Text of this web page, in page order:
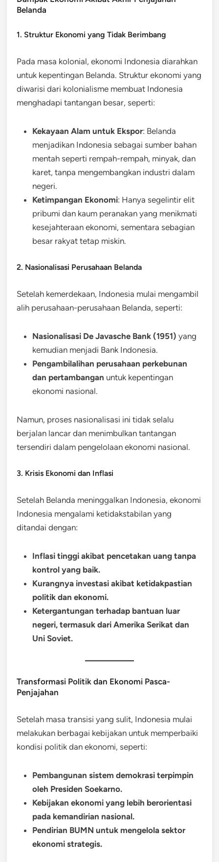
Belanda
1. Struktur Ekonomi yang Tidak Berimbang
Pada masa kolonial, ekonomi Indonesia diarahkan
untuk kepentingan Belanda. Struktur ekonomi yang
diwarisi dari kolonialisme membuat Indonesia
menghadapi tantangan besar, seperti:
Kekayaan Alam untuk Ekspor: Belanda
menjadikan Indonesia sebagai sumber bahan
mentah seperti rempah-rempah, minyak, dan
karet, tanpa mengembangkan industri dalam
negeri.
Ketimpangan Ekonomi: Hanya segelintir elit
pribumi dan kaum peranakan yang menikmati
kesejahteraan ekonomi, sementara sebagian
besar rakyat tetap miskin.
2. Nasionalisasi Perusahaan Belanda
Setelah kemerdekaan, Indonesia mulai mengambil
alih perusahaan-perusahaan Belanda, seperti:
Nasionalisasi De Javasche Bank (1951) yang
kemudian menjadi Bank Indonesia.
Pengambilalihan perusahaan perkebunan
dan pertambangan untuk kepentingan
ekonomi nasional.
Namun, proses nasionalisasi ini tidak selalu
berjalan lancar dan menimbulkan tantangan
tersendiri dalam pengelolaan ekonomi nasional.
3. Krisis Ekonomi dan Inflasi
Setelah Belanda meninggalkan Indonesia, ekonomi
Indonesia mengalami ketidakstabilan yang
ditandai dengan:
Inflasi tinggi akibat pencetakan uang tanpa
kontrol yang baik.
Kurangnya investasi akibat ketidakpastian
politik dan ekonomi.
Ketergantungan terhadap bantuan luar
negeri, termasuk dari Amerika Serikat dan
Uni Soviet.
Transformasi Politik dan Ekonomi Pasca-
Penjajahan
Setelah masa transisi yang sulit, Indonesia mulai
melakukan berbagai kebijakan untuk memperbaiki
kondisi politik dan ekonomi, seperti:
Pembangunan sistem demokrasi terpimpin
oleh Presiden Soekarno.
Kebijakan ekonomi yang lebih berorientasi
pada kemandirian nasional.
Pendirian BUMN untuk mengelola sektor
ekonomi strategis.